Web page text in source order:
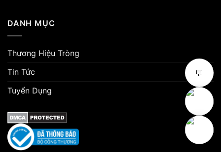
DANH MỤC
Thương Hiệu Tròng
Tin Tức
Tuyển Dụng
💬